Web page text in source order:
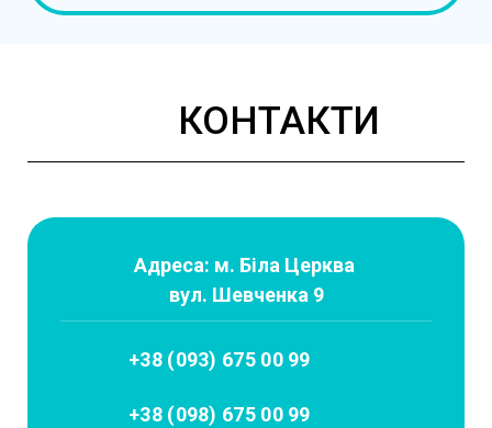
КОНТАКТИ
Адреса: м. Біла Церква
вул. Шевченка 9
+38 (093) 675 00 99
+38 (098) 675 00 99